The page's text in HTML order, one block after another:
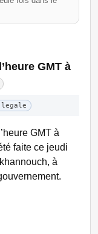
GMT à
legale
GMT à
faite ce jeudi
à